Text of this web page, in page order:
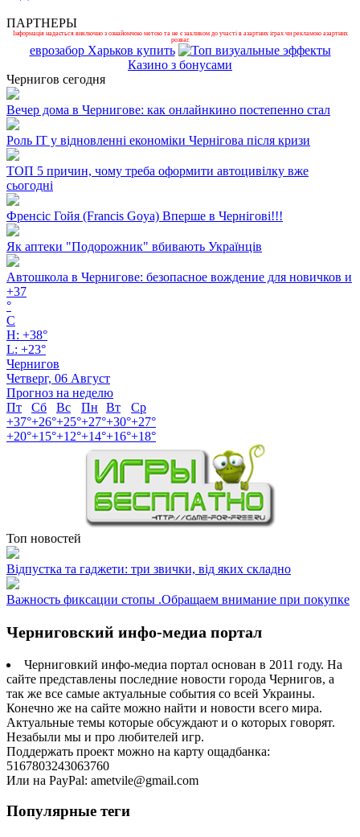
ПАРТНЕРЫ
Інформація надається виключно з ознайомчою метою та не є закликом до участі в азартних іграх чи рекламою азартних
розваг.
еврозабор Харьков купить
Казино з бонусами
Чернигов сегодня
Вечер дома в Чернигове: как онлайнкино постепенно стал
Роль ІТ у відновленні економіки Чернігова після кризи
ТОП 5 причин, чому треба оформити автоцивілку вже
сьогодні
Френсіс Гойя (Francis Goya) Вперше в Чернігові!!!
Як аптеки "Подорожник" вбивають Українців
Автошкола в Чернигове: безопасное вождение для новичков и
+37
°
C
H: +38°
L: +23°
Чернигов
Четверг, 06 Август
Прогноз на неделю
Пт
Сб Вс Пн Вт
Ср
+37°+26°+25°+27°+30°+27°
+20°+15°+12°+14°+16°+18°
Топ новостей
Відпустка та гаджети: три звички, від яких складно
Важность фиксации стопы .Обращаем внимание при покупке
Черниговский инфо-медиа портал
Черниговкий инфо-медиа портал основан в 2011 году. На
сайте представлены последние новости города Чернигов, а
так же все самые актуальные события со всей Украины.
Конечно же на сайте можно найти и новости всего мира.
Актуальные темы которые обсуждают и о которых говорят.
Незабыли мы и про любителей игр.
Поддержать проект можно на карту ощадбанка:
5167803243063760
Или на PayPal: ametvile@gmail.com
Популярные теги